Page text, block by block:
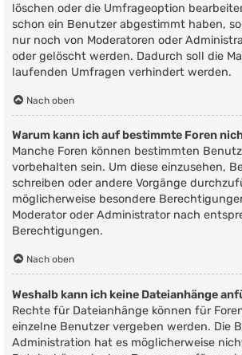
löschen oder die Umfrageoption
schon ein Benutzer abgestimmt haben,
nur noch von Moderatoren oder
oder gelöscht werden. Dadurch soll die
laufenden Umfragen verhindert werden.
Nach oben
Warum kann ich auf bestimmte Foren
Manche Foren können bestimmten
vorbehalten sein. Um diese einzusehen,
schreiben oder andere Vorgänge
möglicherweise besondere
Moderator oder Administrator nach
Berechtigungen.
Nach oben
Weshalb kann ich keine Dateianhänge
Rechte für Dateianhänge können für
einzelne Benutzer vergeben werden. Die
Administration hat es möglicherweise